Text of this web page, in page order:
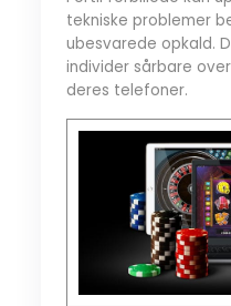
tekniske problemer
ubesvarede opkald.
individer sårbare
deres telefoner.